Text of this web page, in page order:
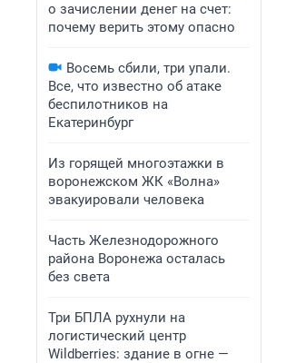
о зачислении денег на счет:
почему верить этому опасно
Восемь сбили, три упали.
Все, что известно об атаке
беспилотников на
Екатеринбург
Из горящей многоэтажки в
воронежском ЖК «Волна»
эвакуировали человека
Часть Железнодорожного
района Воронежа осталась
без света
Три БПЛА рухнули на
логистический центр
Wildberries: здание в огне —